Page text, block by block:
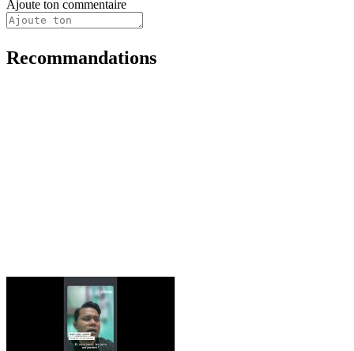
Ajoute ton commentaire
Recommandations